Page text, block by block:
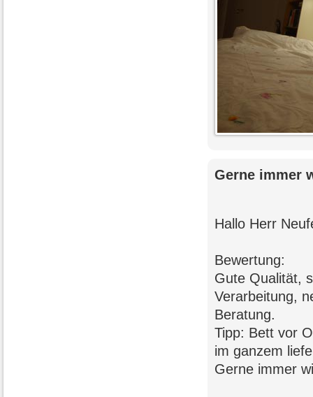
Gerne immer
Hallo Herr
Bewertung:
Gute Qualität,
Verarbeitung,
Beratung.
Tipp: Bett vor
im ganzem
Gerne immer